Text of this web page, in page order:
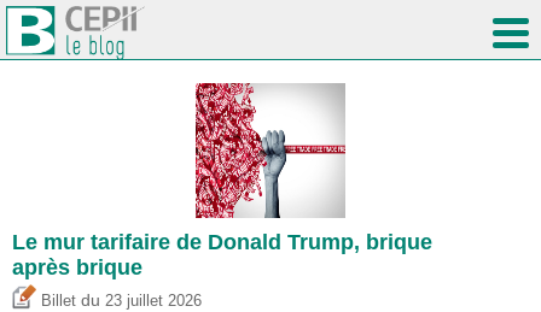
Le mur tarifaire de Donald Trump, brique
après brique
Billet du 23 juillet 2026